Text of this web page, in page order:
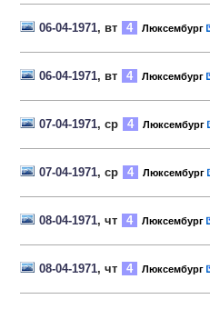
06-04-1971, вт 4 Люксембург
06-04-1971, вт 4 Люксембург
07-04-1971, ср 4 Люксембург
07-04-1971, ср 4 Люксембург
08-04-1971, чт 4 Люксембург
08-04-1971, чт 4 Люксембург